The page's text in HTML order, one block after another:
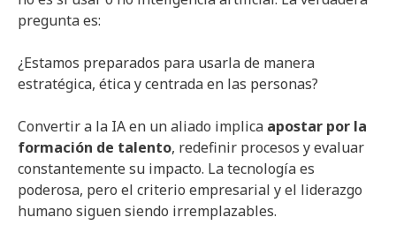
pregunta es:
¿Estamos preparados para usarla de manera
estratégica, ética y centrada en las personas?
Convertir a la IA en un aliado implica apostar por la
formación de talento, redefinir procesos y evaluar
constantemente su impacto. La tecnología es
poderosa, pero el criterio empresarial y el liderazgo
humano siguen siendo irremplazables.